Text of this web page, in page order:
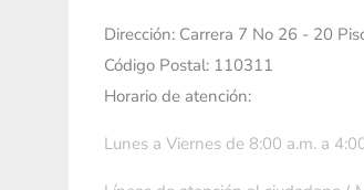
Dirección: Carrera 7 No 26 - 20
Código Postal: 110311
Horario de atención:
Lunes a Viernes de 8:00 a.m. a